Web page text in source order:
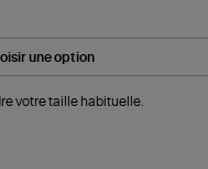
votre taille habituelle.